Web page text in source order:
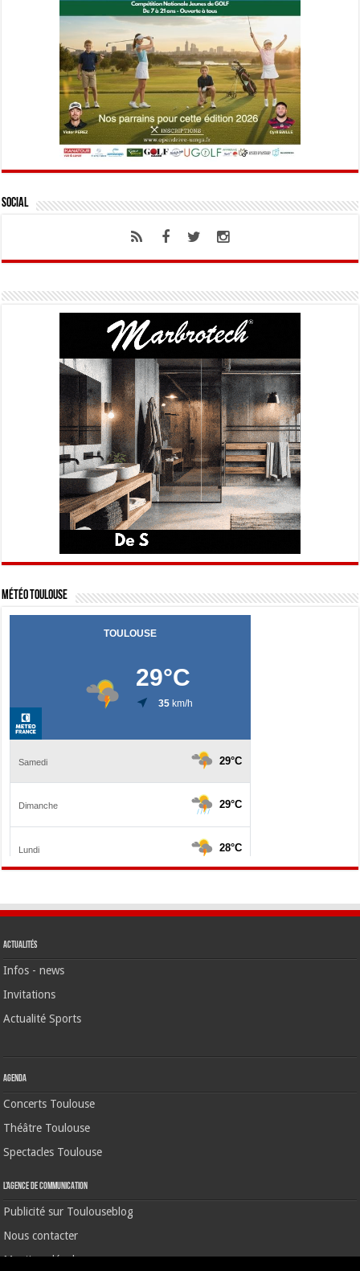
Social
Météo Toulouse
Actualités
Infos - news
Invitations
Actualité Sports
Agenda
Concerts Toulouse
Théâtre Toulouse
Spectacles Toulouse
L’agence de communication
Publicité sur Toulouseblog
Nous contacter
Mentions légales